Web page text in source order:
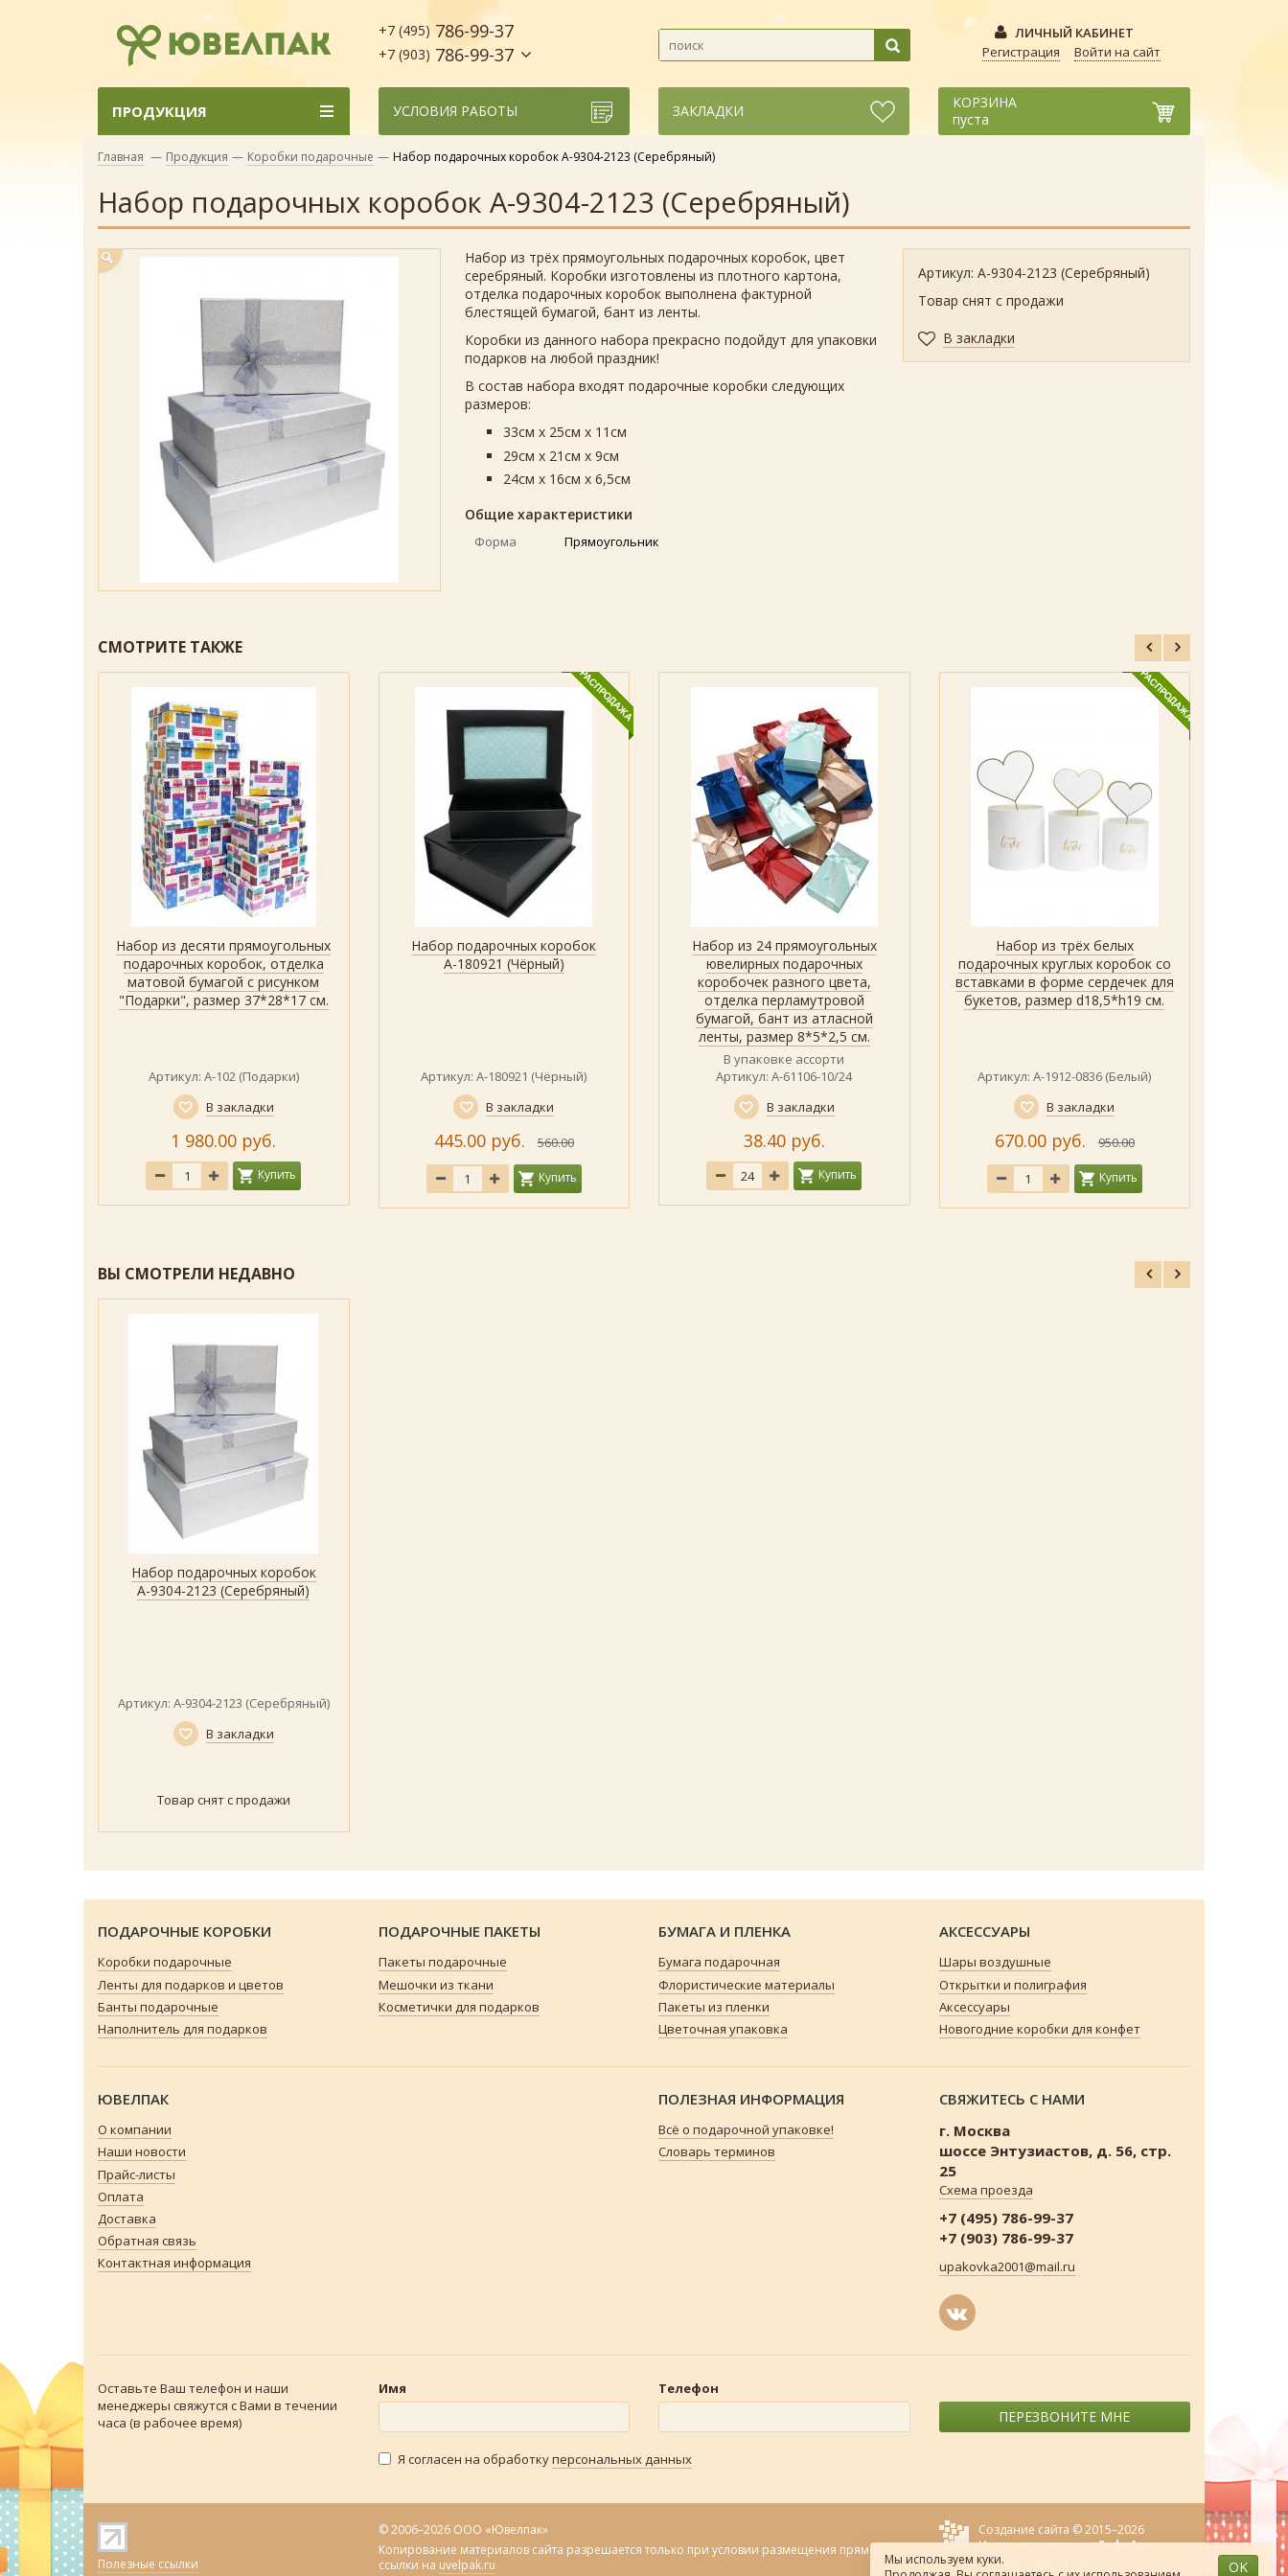
+7 (495) 786-99-37
+7 (903) 786-99-37
ЛИЧНЫЙ КАБИНЕТ
Регистрация
Войти на сайт
ПРОДУКЦИЯ УСЛОВИЯ РАБОТЫ ЗАКЛАДКИ
КОРЗИНА
пуста
Главная — Продукция — Коробки подарочные — Набор подарочных коробок А-9304-2123 (Серебряный)
Набор подарочных коробок А-9304-2123 (Серебряный)
Артикул: А-9304-2123 (Серебряный)
Товар снят с продажи
В закладки
Набор из трёх прямоугольных подарочных коробок, цвет
серебряный. Коробки изготовлены из плотного картона,
отделка подарочных коробок выполнена фактурной
блестящей бумагой, бант из ленты.
Коробки из данного набора прекрасно подойдут для упаковки
подарков на любой праздник!
В состав набора входят подарочные коробки следующих
размеров:
33см х 25см х 11см
29см х 21см х 9см
24см х 16см х 6,5см
Общие характеристики
Форма Прямоугольник
СМОТРИТЕ ТАКЖЕ
Быстрый просмотр
Показать
Набор из десяти прямоугольных
подарочных коробок, отделка
матовой бумагой с рисунком
"Подарки", размер 37*28*17 см.
Артикул: А-102 (Подарки)
В закладки
1 980.00 руб.
Купить
Быстрый просмотр
Показать
Набор подарочных коробок
А-180921 (Чёрный)
Артикул: А-180921 (Чёрный)
В закладки
445.00 руб. 560.00
Купить
Быстрый просмотр
Показать
Набор из 24 прямоугольных
ювелирных подарочных
коробочек разного цвета,
отделка перламутровой
бумагой, бант из атласной
ленты, размер 8*5*2,5 см.
В упаковке ассорти
Артикул: А-61106-10/24
В закладки
38.40 руб.
Купить
Быстрый просмотр
Показать
Набор из трёх белых
подарочных круглых коробок со
вставками в форме сердечек для
букетов, размер d18,5*h19 см.
Артикул: А-1912-0836 (Белый)
В закладки
670.00 руб. 950.00
Купить
ВЫ СМОТРЕЛИ НЕДАВНО
Быстрый просмотр
Показать
Набор подарочных коробок
А-9304-2123 (Серебряный)
Артикул: А-9304-2123 (Серебряный)
В закладки
Товар снят с продажи
ПОДАРОЧНЫЕ КОРОБКИ
Коробки подарочные
Ленты для подарков и цветов
Банты подарочные
Наполнитель для подарков
ПОДАРОЧНЫЕ ПАКЕТЫ
Пакеты подарочные
Мешочки из ткани
Косметички для подарков
БУМАГА И ПЛЕНКА
Бумага подарочная
Флористические материалы
Пакеты из пленки
Цветочная упаковка
АКСЕССУАРЫ
Шары воздушные
Открытки и полиграфия
Аксессуары
Новогодние коробки для конфет
ЮВЕЛПАК
О компании
Наши новости
Прайс-листы
Оплата
Доставка
Обратная связь
Контактная информация
ПОЛЕЗНАЯ ИНФОРМАЦИЯ
Всё о подарочной упаковке!
Словарь терминов
СВЯЖИТЕСЬ С НАМИ
г. Москва
шоссе Энтузиастов, д. 56, стр.
25
Схема проезда
+7 (495) 786-99-37
+7 (903) 786-99-37
upakovka2001@mail.ru
Оставьте Ваш телефон и наши
менеджеры свяжутся с Вами в течении
часа (в рабочее время)
Имя Телефон
ПЕРЕЗВОНИТЕ МНЕ
Я согласен на обработкуперсональных данных
Полезные ссылки
© 2006–2026 ООО «Ювелпак»
Копирование материалов сайта разрешается только при условии размещения прямой
ссылки на uvelpak.ru
Создание сайта © 2015–2026
Интернет-компанияСофтАрт
О сайте
Мы используем куки.
OK